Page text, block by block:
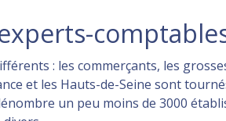
: les commerçants, les
et les Hauts-de-Seine sont
un peu moins de 3000